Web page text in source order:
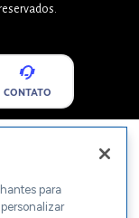
CONTATO
para